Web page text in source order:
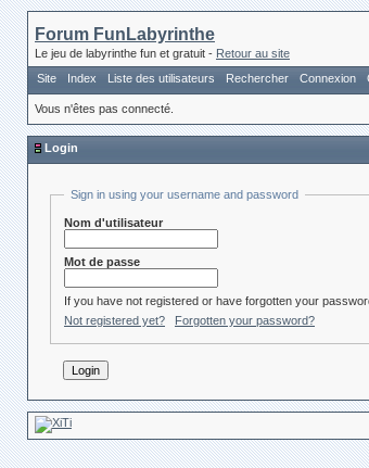
Forum FunLabyrinthe
Le jeu de labyrinthe fun et gratuit - Retour au site
Site
Index Liste des utilisateurs Rechercher Connexion
Vous n'êtes pas connecté.
Login
Sign in using your username and password
Nom d'utilisateur
Mot de passe
If you have not registered or have forgotten your
Not registered yet?
Forgotten your password?